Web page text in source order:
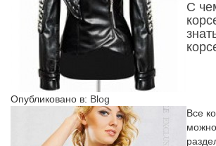
С
Опубликовано в: Blog
Все